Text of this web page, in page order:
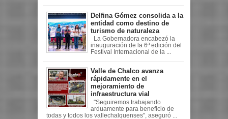
Delfina Gómez consolida a la
entidad como destino de
turismo de naturaleza
La Gobernadora encabezó la
inauguración de la 6ª edición del
Festival Internacional de la ...
Valle de Chalco avanza
rápidamente en el
mejoramiento de
infraestructura vial
"Seguiremos trabajando
arduamente para beneficio de
todas y todos los vallechalquenses", aseguró ...